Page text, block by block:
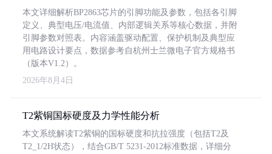
本文详细解析BP2863芯片的引脚功能及参数，包括各引脚
定义、典型电压/电流值、内部逻辑关系等核心数据，并附
引脚参数对照表。内容涵盖驱动配置、保护机制及典型应
用电路设计要点，数据参考自杭州士兰微电子官方规格书
（版本V1.2）。
2026年8月4日
T2紫铜国标硬度及力学性能分析
本文系统解读T2紫铜的国标硬度和抗拉强度（包括T2及
T2_1/2H状态），结合GB/T 5231-2012标准数据，详细分